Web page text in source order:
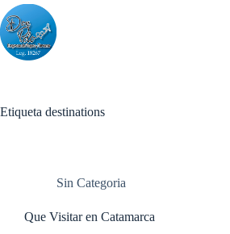
Skip
to
content
Etiqueta destinations
Sin Categoria
Que Visitar en Catamarca